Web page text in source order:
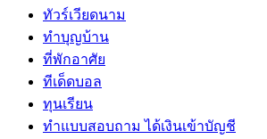
ทัวร์เวียดนาม
ทำบุญบ้าน
ที่พักอาศัย
ทีเด็ดบอล
ทุนเรียน
ทําแบบสอบถาม ได้เงินเข้าบัญชี